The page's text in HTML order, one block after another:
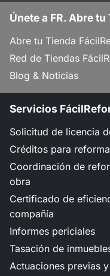
Únete a FR. Abre tu
Abre tu Tienda
Red de Tiendas
Blog & Noticias
Servicios
Solicitud de licencia
Créditos para
Coordinación de
obra
Certificado de
compañía
Informes periciales
Tasación de
Actuaciones previas